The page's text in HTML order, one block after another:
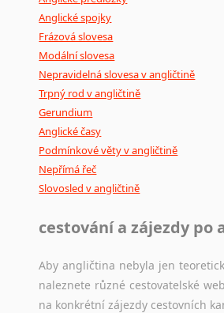
Anglické spojky
Frázová slovesa
Modální slovesa
Nepravidelná slovesa v angličtině
Trpný rod v angličtině
Gerundium
Anglické časy
Podmínkové věty v angličtině
Nepřímá řeč
Slovosled v angličtině
cestování a zájezdy
Aby angličtina nebyla jen
naleznete různé cestovatelské
na konkrétní zájezdy cestovních